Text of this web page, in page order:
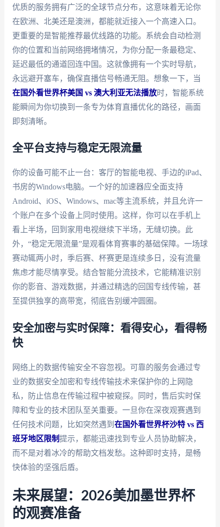
优质的服务拥有广泛的全球节点分布，这意味着无论你
在欧洲、北美还是澳洲，都能就近接入一个高速入口。
更重要的是智能推荐最优线路的功能。系统会自动检测
你的位置和当前网络拥堵情况，为你分配一条最稳定、
延迟最低的通道回连中国。这就像拥有一个实时导航，
永远避开塞车，确保直播信号畅通无阻。想象一下，当
在国外看世界杯美国 vs 澳大利亚无法播放时，智能系统
能瞬间为你切换到一条专为体育直播优化的路径，画面
即刻清晰。
全平台支持与稳定无限流量
你的设备可能不止一台：客厅的智能电视、手边的iPad、
书房的Windows电脑。一个好的加速器应全面支持
Android、iOS、Windows、mac等主流系统，并且允许一
个账户在多个设备上同时使用。这样，你可以在手机上
看上半场，回到家用电视继续下半场，无缝切换。此
外，“稳定无限流量”是观看体育赛事的基础保障。一场球
赛动辄两小时，季后赛、杯赛更是连续多日，没有流量
焦虑才能尽情享受。结合智能分流技术，它能精准识别
你的影音、游戏数据，并通过精选的回国专线传输，甚
至提供独享的高带宽，彻底告别缓冲圆圈。
安全加密与实时保障：看得安心，看得畅
快
网络上的数据传输安全不容忽视。可靠的服务会通过专
业的数据安全加密和专线传输技术来保护你的上网隐
私，防止信息在传输过程中被窥探。同时，售后实时保
障和专业的技术团队至关重要。一旦你在深夜观赛遇到
任何技术问题，比如突然遇到 在国外看世界杯沙特 vs 西
班牙地区限制提示，都能迅速找到专业人员协助解决，
而不是对着冰冷的帮助文档发愁。这种即时支持，是畅
快体验的坚强后盾。
未来展望：2026美加墨世界杯
的观赛准备